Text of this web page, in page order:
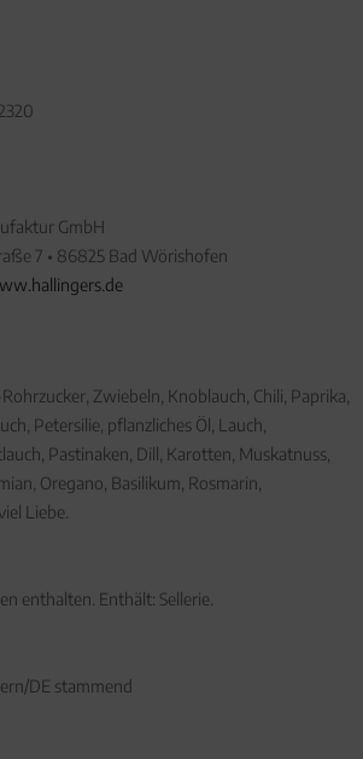
GmbH
7 • 86825 Bad Wörishofen
Zwiebeln, Knoblauch, Chili, Paprika,
Petersilie, pflanzliches Öl, Lauch,
Pastinaken, Dill, Karotten, Muskatnuss,
Oregano, Basilikum, Rosmarin,
Liebe.
enthalten. Enthält: Sellerie.
DE stammend